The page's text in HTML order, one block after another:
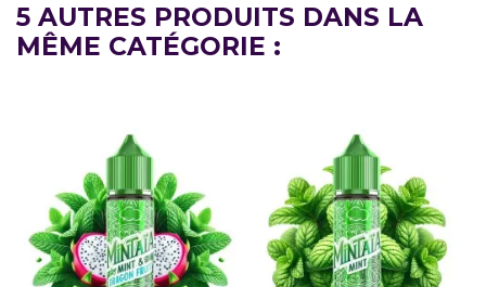
5 AUTRES PRODUITS DANS LA
MÊME CATÉGORIE :